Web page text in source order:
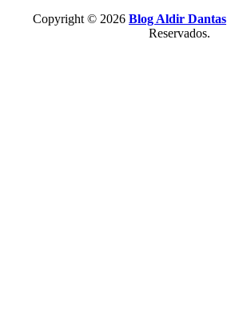
Copyright © 2026 Blog Aldir Dantas
Reservados.